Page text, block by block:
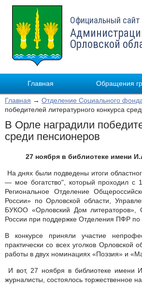
Официальный сайт
Орловской
Главная Обращения
Главная → Отделение Социального
победителей литературного конкурса
В Орле наградили
среди пенсионеров
27 ноября в библиотеке имени
На днях были подведены итоги
— мое богатство", который проходил с
Региональное Отделение
России» по Орловской области,
БУКОО «Орловский Дом литераторов»,
России при поддержке Отделения ПФР по
В конкурсе приняли участие
практически со всех уголков Орловской
работы в двух номинациях «Поэзия» и
И вот, 27 ноября в библиотеке имени
журналисты, состоялось торжественное